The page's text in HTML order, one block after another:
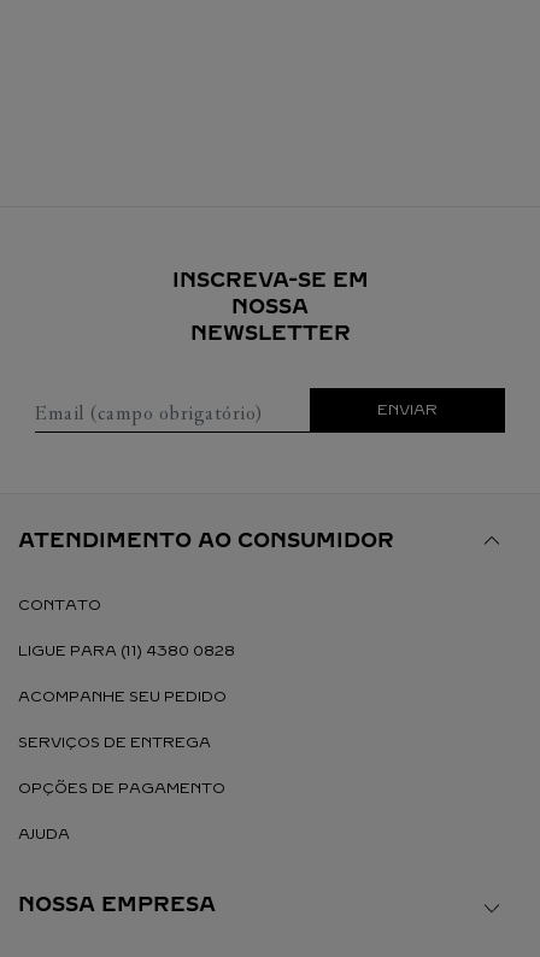
INSCREVA-SE EM
NOSSA
NEWSLETTER
Email (campo obrigatório) ENVIAR
ATENDIMENTO AO CONSUMIDOR
CONTATO
LIGUE PARA (11) 4380 0828
ACOMPANHE SEU PEDIDO
SERVIÇOS DE ENTREGA
OPÇÕES DE PAGAMENTO
AJUDA
NOSSA EMPRESA